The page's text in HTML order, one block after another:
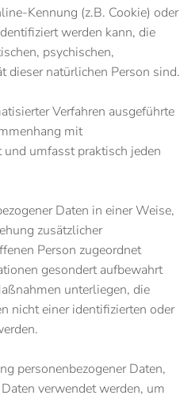
Kennung (z.B. Cookie) oder
werden kann, die
psychischen,
natürlichen Person sind.
Verfahren ausgeführte
mit
umfasst praktisch jeden
Daten in einer Weise,
zusätzlicher
Person zugeordnet
gesondert aufbewahrt
unterliegen, die
nicht einer identifizierten oder
personenbezogener Daten,
verwendet werden, um